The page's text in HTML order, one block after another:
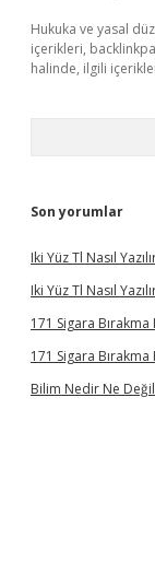
Hukuka ve yasal
içerikleri,
halinde, ilgili
Son yorumlar
Iki Yüz Tl Nasıl
Iki Yüz Tl Nasıl
171 Sigara
171 Sigara
Bilim Nedir Ne